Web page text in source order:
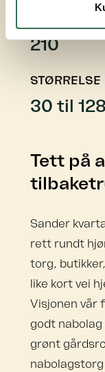
210
STØRRELSE
30 til
Tett på
Sander
rett rundt
torg,
like kort vei
Visjonen vår
godt
grønt